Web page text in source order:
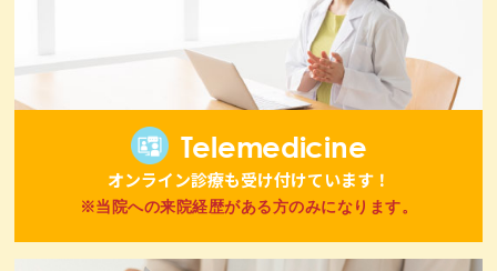
Telemedicine
オンライン診療も受け付けています！
※当院への来院経歴がある方のみになります。